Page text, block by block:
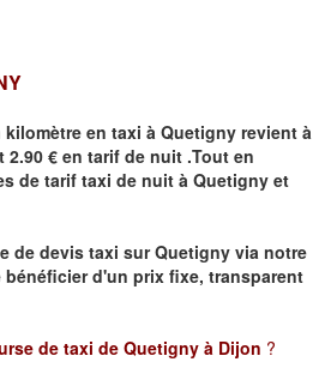
en taxi à Quetigny revient à
2.90 € en tarif de nuit .Tout en
de tarif taxi de nuit à Quetigny et
de devis taxi surQuetigny via notre
bénéficier d'un prix fixe, transparent
de taxi de Quetigny à Dijon ?